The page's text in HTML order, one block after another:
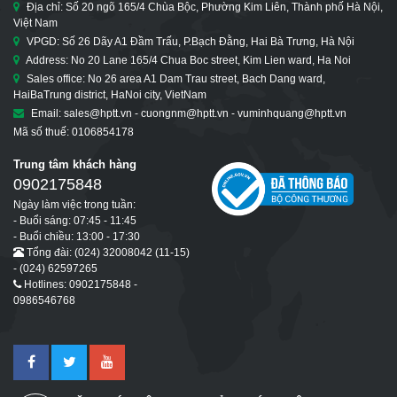
Địa chỉ: Số 20 ngõ 165/4 Chùa Bộc, Phường Kim Liên, Thành phố Hà Nội,
Việt Nam
VPGD: Số 26 Dãy A1 Đầm Trấu, P.Bạch Đằng, Hai Bà Trưng, Hà Nội
Address: No 20 Lane 165/4 Chua Boc street, Kim Lien ward, Ha Noi
Sales office: No 26 area A1 Dam Trau street, Bach Dang ward,
HaiBaTrung district, HaNoi city, VietNam
Email: sales@hptt.vn - cuongnm@hptt.vn - vuminhquang@hptt.vn
Mã số thuế: 0106854178
Trung tâm khách hàng
0902175848
Ngày làm việc trong tuần:
- Buổi sáng: 07:45 - 11:45
- Buổi chiều: 13:00 - 17:30
Tổng đài: (024) 32008042 (11-15)
- (024) 62597265
Hotlines: 0902175848 -
0986546768